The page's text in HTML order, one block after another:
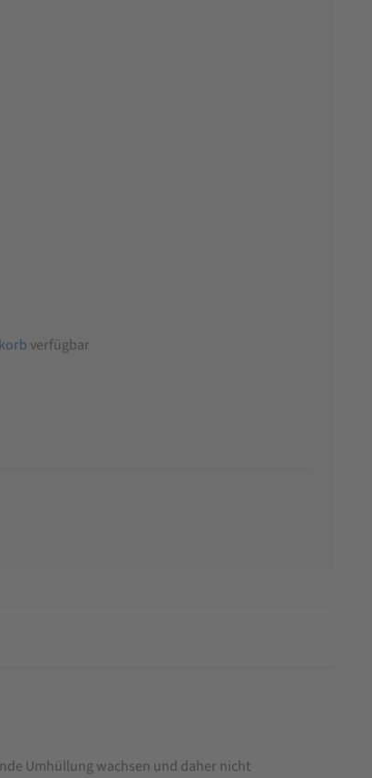
verfügbar
Umhüllung wachsen und daher nicht